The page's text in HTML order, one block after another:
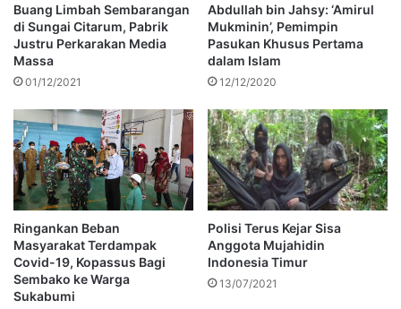
Buang Limbah Sembarangan
di Sungai Citarum, Pabrik
Justru Perkarakan Media
Massa
01/12/2021
Abdullah bin Jahsy: ‘Amirul
Mukminin’, Pemimpin
Pasukan Khusus Pertama
dalam Islam
12/12/2020
Ringankan Beban
Masyarakat Terdampak
Covid-19, Kopassus Bagi
Sembako ke Warga
Sukabumi
Polisi Terus Kejar Sisa
Anggota Mujahidin
Indonesia Timur
13/07/2021